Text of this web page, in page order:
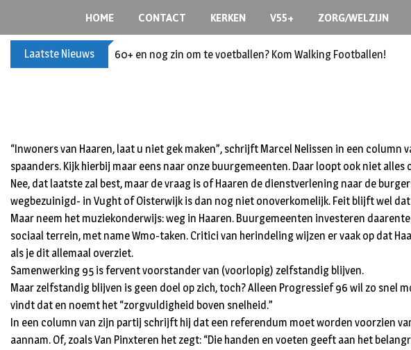
content
HOME CONTACT KERKEN V55+ ZORG/WELZIJN
Laatste Nieuws 60+ en nog zin om te voetballen? Kom Walking Footballen!
“Inwoners van Haaren, laat u niet gek maken”, schrijft Marcel Nelissen in een
spaanders. Kijk hierbij maar eens naar onze buurgemeenten. Daar loopt ook niet alles
Nee, dat laatste zal best, maar de vraag is of Haaren de dienstverlening naar de
wegbezuinigd- in Vught of Oisterwijk is dan nog niet onoverkomelijk. Feit blijft wel
Maar neem het muziekonderwijs: weg in Haaren. Buurgemeenten investeren
sociaal terrein, met name Wmo-taken. Critici van herindeling wijzen er vaak op dat
als je dit allemaal overziet.
Samenwerking 95 is fervent voorstander van (voorlopig) zelfstandig blijven.
Maar zelfstandig blijven is geen doel op zich, toch? Alleen Progressief 96 wil zo snel
vindt dat en noemt het “zorgvuldigheid boven snelheid.”
In een column van zijn partij schrijft hij dat een referendum moet worden voorzien
aannam. Of, zoals Van Pinxteren het zegt: “Die handen en voeten geeft aan het